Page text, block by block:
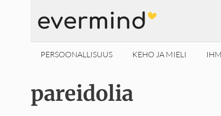
sisältöön
PERSOONALLISUUS KEHO JA MIELI
pareidolia